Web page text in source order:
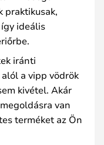
praktikusak,
ideális
iránti
a vipp vödrök
kivétel. Akár
van
terméket az Ön